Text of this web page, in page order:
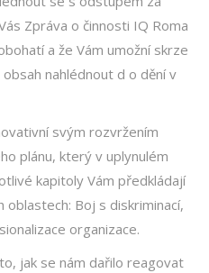
Zpráva o činnosti IQ Roma
a že Vám umožní skrze
nahlédnout d o dění v
svým rozvržením
plánu, který v uplynulém
kapitoly Vám předkládají
Boj s diskriminací,
organizace.
jak se nám dařilo reagovat